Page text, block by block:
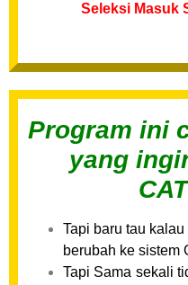
Seleksi Masuk
Program ini
yang
Tapi baru tau
berubah ke sistem
Tapi Sama sekali